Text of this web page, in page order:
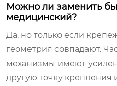
Можно ли заменить
медицинский?
Да, но только если
геометрия совпадают.
механизмы имеют
другую точку крепления